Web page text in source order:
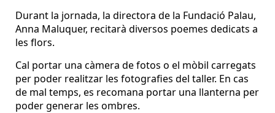
Durant la jornada, la directora de la Fundació Palau,
Anna Maluquer, recitarà diversos poemes dedicats a
les flors.
Cal portar una càmera de fotos o el mòbil carregats
per poder realitzar les fotografies del taller. En cas
de mal temps, es recomana portar una llanterna per
poder generar les ombres.